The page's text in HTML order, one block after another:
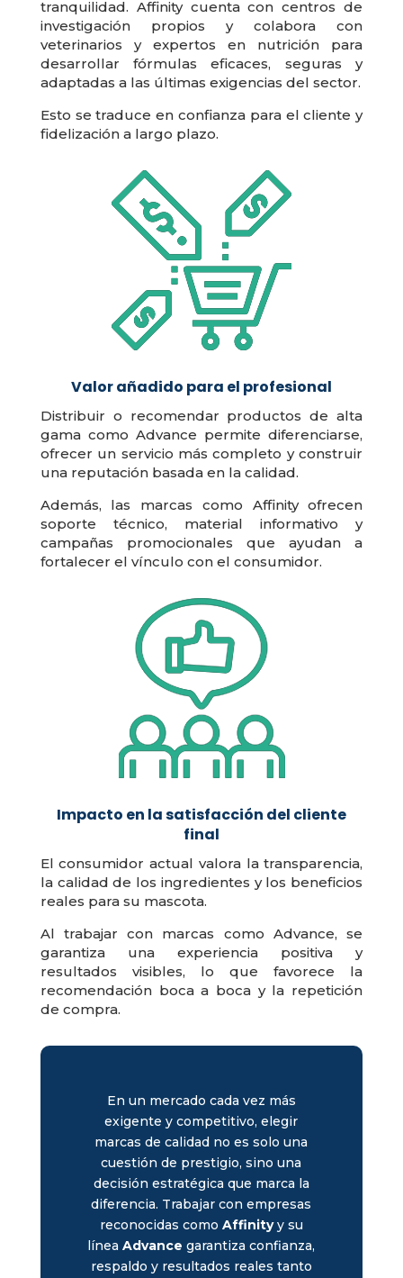
tranquilidad. Affinity cuenta con centros de
investigación propios y colabora con
veterinarios y expertos en nutrición para
desarrollar fórmulas eficaces, seguras y
adaptadas a las últimas exigencias del sector.
Esto se traduce en confianza para el cliente y
fidelización a largo plazo.
Valor añadido para el profesional
Distribuir o recomendar productos de alta
gama como Advance permite diferenciarse,
ofrecer un servicio más completo y construir
una reputación basada en la calidad.
Además, las marcas como Affinity ofrecen
soporte técnico, material informativo y
campañas promocionales que ayudan a
fortalecer el vínculo con el consumidor.
Impacto en la satisfacción del cliente
final
El consumidor actual valora la transparencia,
la calidad de los ingredientes y los beneficios
reales para su mascota.
Al trabajar con marcas como Advance, se
garantiza una experiencia positiva y
resultados visibles, lo que favorece la
recomendación boca a boca y la repetición
de compra.
En un mercado cada vez más
exigente y competitivo, elegir
marcas de calidad no es solo una
cuestión de prestigio, sino una
decisión estratégica que marca la
diferencia. Trabajar con empresas
reconocidas como Affinityy su
líneaAdvance garantiza confianza,
respaldo y resultados reales tanto